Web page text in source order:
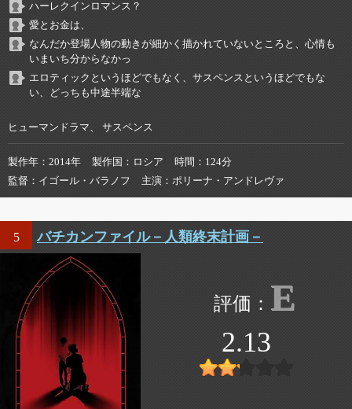
ハーレクインロマンス？
愛とお金は、
なんだか登場人物の動きが細かく描かれていないところと、心情も
いまいち分からなかっ
エロティックというほどでもなく、サスペンスというほどでもな
い、どっちも中途半端な
ヒューマンドラマ、 サスペンス
製作年 2014年 製作国 ロシア 時間
124分
監督
イゴール・バラノフ 主演 ポリーナ・アンドレヴァ
5 バチカンファイル－人類終末計画－
E
2.13